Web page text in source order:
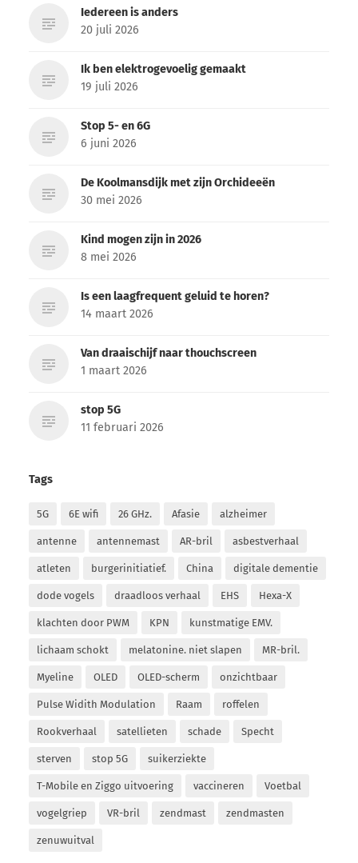
Iedereen is anders
20 juli 2026
Ik ben elektrogevoelig gemaakt
19 juli 2026
Stop 5- en 6G
6 juni 2026
De Koolmansdijk met zijn Orchideeën
30 mei 2026
Kind mogen zijn in 2026
8 mei 2026
Is een laagfrequent geluid te horen?
14 maart 2026
Van draaischijf naar thouchscreen
1 maart 2026
stop 5G
11 februari 2026
Tags
5G 6E wifi 26 GHz. Afasie alzheimer
antenne antennemast AR-bril asbestverhaal
atleten burgerinitiatief. China digitale dementie
dode vogels draadloos verhaal EHS Hexa-X
klachten door PWM KPN kunstmatige EMV.
lichaam schokt melatonine. niet slapen MR-bril.
Myeline OLED OLED-scherm onzichtbaar
Pulse Widith Modulation Raam roffelen
Rookverhaal satellieten schade Specht
sterven stop 5G suikerziekte
T-Mobile en Ziggo uitvoering vaccineren Voetbal
vogelgriep VR-bril zendmast zendmasten
zenuwuitval